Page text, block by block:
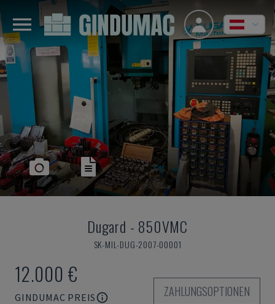
Dugard - 850VMC
SK-MIL-DUG-2007-00001
12.000 €
GINDUMAC PREIS
ZAHLUNGSOPTIONEN